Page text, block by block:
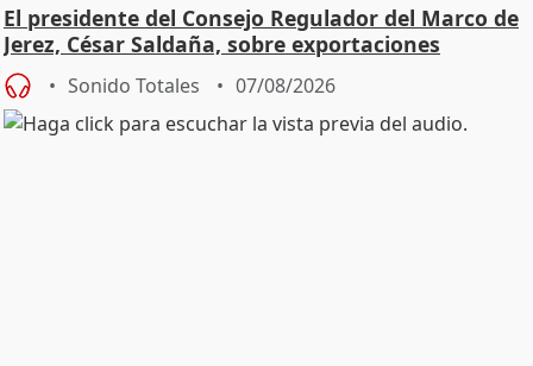
El presidente del Consejo Regulador del Marco de
Jerez, César Saldaña, sobre exportaciones
Sonido Totales 07/08/2026